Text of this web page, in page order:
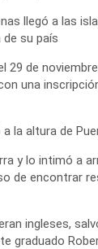
llegó a las
su país
de
una
la altura de
y lo intimó a
de encontrar
ingleses,
graduado